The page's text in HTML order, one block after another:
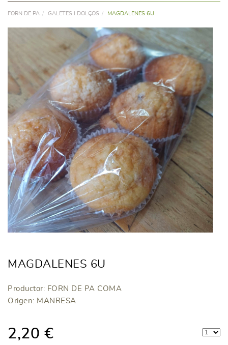
FORN DE PA GALETES I DOLÇOS MAGDALENES 6U
MAGDALENES 6U
Productor: FORN DE PA COMA
Origen: MANRESA
2,20 €